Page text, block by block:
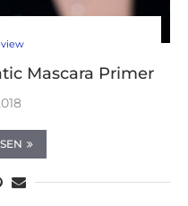
Mascara Primer